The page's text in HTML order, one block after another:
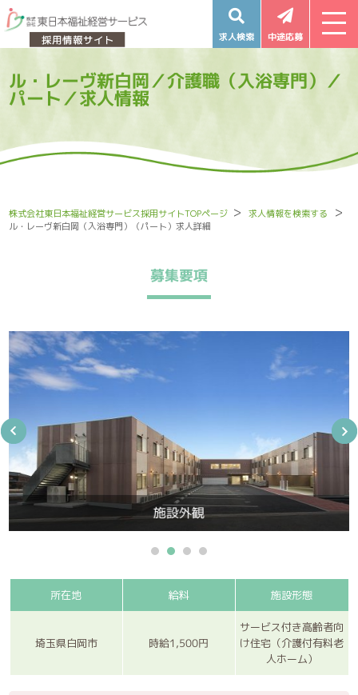
求人検索 中途応募
ル・レーヴ新白岡／介護職（入浴専門）／
パート／求人情報
株式会社東日本福祉経営サービス採用サイトTOPページ
求人情報を検索する
ル・レーヴ新白岡（入浴専門）（パート）求人詳細
募集要項
施設外観
所在地 給料 施設形態
埼玉県白岡市 時給1,500円
サービス付き高齢者向
け住宅（介護付有料老
人ホーム）